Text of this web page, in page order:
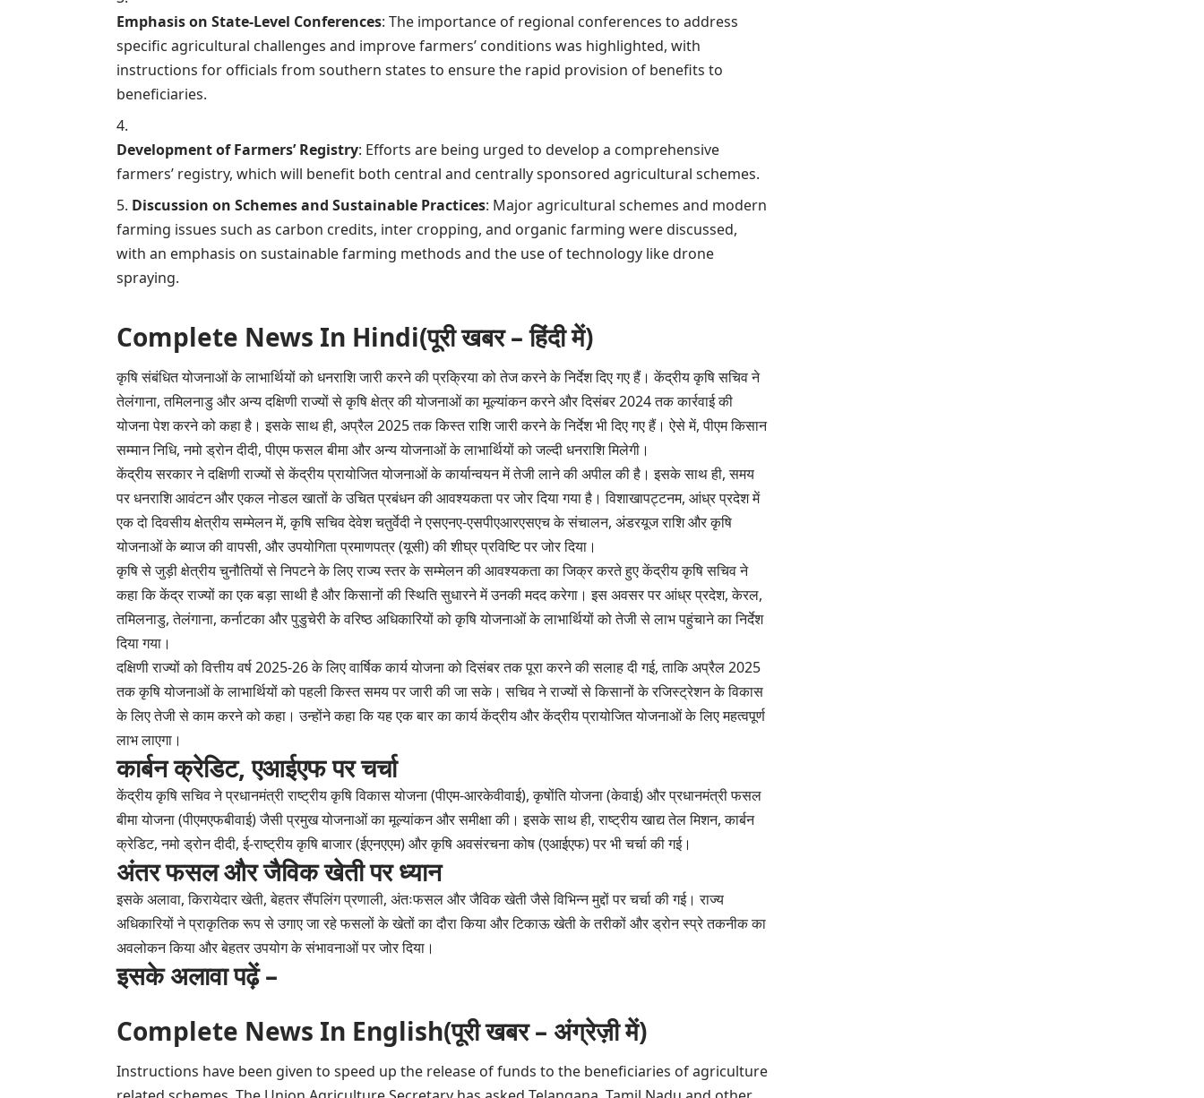
Emphasis on State-Level Conferences: The importance of regional conferences to address
specific agricultural challenges and improve farmers’ conditions was highlighted, with
instructions for officials from southern states to ensure the rapid provision of benefits to
beneficiaries.
Development of Farmers’ Registry: Efforts are being urged to develop a comprehensive
farmers’ registry, which will benefit both central and centrally sponsored agricultural schemes.
Discussion on Schemes and Sustainable Practices: Major agricultural schemes and modern
farming issues such as carbon credits, inter cropping, and organic farming were discussed,
with an emphasis on sustainable farming methods and the use of technology like drone
spraying.
Complete News In Hindi(पूरी खबर – हिंदी में)
कृषि संबंधित योजनाओं के लाभार्थियों को धनराशि जारी करने की प्रक्रिया को तेज करने के निर्देश दिए गए हैं। केंद्रीय कृषि सचिव ने
तेलंगाना, तमिलनाडु और अन्य दक्षिणी राज्यों से कृषि क्षेत्र की योजनाओं का मूल्यांकन करने और दिसंबर 2024 तक कार्रवाई की
योजना पेश करने को कहा है। इसके साथ ही, अप्रैल 2025 तक किस्त राशि जारी करने के निर्देश भी दिए गए हैं। ऐसे में, पीएम किसान
सम्मान निधि, नमो ड्रोन दीदी, पीएम फसल बीमा और अन्य योजनाओं के लाभार्थियों को जल्दी धनराशि मिलेगी।
केंद्रीय सरकार ने दक्षिणी राज्यों से केंद्रीय प्रायोजित योजनाओं के कार्यान्वयन में तेजी लाने की अपील की है। इसके साथ ही, समय
पर धनराशि आवंटन और एकल नोडल खातों के उचित प्रबंधन की आवश्यकता पर जोर दिया गया है। विशाखापट्टनम, आंध्र प्रदेश में
एक दो दिवसीय क्षेत्रीय सम्मेलन में, कृषि सचिव देवेश चतुर्वेदी ने एसएनए-एसपीएआरएसएच के संचालन, अंडरयूज राशि और कृषि
योजनाओं के ब्याज की वापसी, और उपयोगिता प्रमाणपत्र (यूसी) की शीघ्र प्रविष्टि पर जोर दिया।
कृषि से जुड़ी क्षेत्रीय चुनौतियों से निपटने के लिए राज्य स्तर के सम्मेलन की आवश्यकता का जिक्र करते हुए केंद्रीय कृषि सचिव ने
कहा कि केंद्र राज्यों का एक बड़ा साथी है और किसानों की स्थिति सुधारने में उनकी मदद करेगा। इस अवसर पर आंध्र प्रदेश, केरल,
तमिलनाडु, तेलंगाना, कर्नाटका और पुडुचेरी के वरिष्ठ अधिकारियों को कृषि योजनाओं के लाभार्थियों को तेजी से लाभ पहुंचाने का निर्देश
दिया गया।
दक्षिणी राज्यों को वित्तीय वर्ष 2025-26 के लिए वार्षिक कार्य योजना को दिसंबर तक पूरा करने की सलाह दी गई, ताकि अप्रैल 2025
तक कृषि योजनाओं के लाभार्थियों को पहली किस्त समय पर जारी की जा सके। सचिव ने राज्यों से किसानों के रजिस्ट्रेशन के विकास
के लिए तेजी से काम करने को कहा। उन्होंने कहा कि यह एक बार का कार्य केंद्रीय और केंद्रीय प्रायोजित योजनाओं के लिए महत्वपूर्ण
लाभ लाएगा।
कार्बन क्रेडिट, एआईएफ पर चर्चा
केंद्रीय कृषि सचिव ने प्रधानमंत्री राष्ट्रीय कृषि विकास योजना (पीएम-आरकेवीवाई), कृषोंति योजना (केवाई) और प्रधानमंत्री फसल
बीमा योजना (पीएमएफबीवाई) जैसी प्रमुख योजनाओं का मूल्यांकन और समीक्षा की। इसके साथ ही, राष्ट्रीय खाद्य तेल मिशन, कार्बन
क्रेडिट, नमो ड्रोन दीदी, ई-राष्ट्रीय कृषि बाजार (ईएनएएम) और कृषि अवसंरचना कोष (एआईएफ) पर भी चर्चा की गई।
अंतर फसल और जैविक खेती पर ध्यान
इसके अलावा, किरायेदार खेती, बेहतर सैंपलिंग प्रणाली, अंतःफसल और जैविक खेती जैसे विभिन्न मुद्दों पर चर्चा की गई। राज्य
अधिकारियों ने प्राकृतिक रूप से उगाए जा रहे फसलों के खेतों का दौरा किया और टिकाऊ खेती के तरीकों और ड्रोन स्प्रे तकनीक का
अवलोकन किया और बेहतर उपयोग के संभावनाओं पर जोर दिया।
इसके अलावा पढ़ें –
Complete News In English(पूरी खबर – अंग्रेज़ी में)
Instructions have been given to speed up the release of funds to the beneficiaries of agriculture